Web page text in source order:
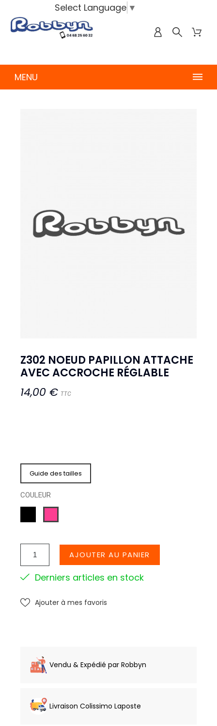
Select Language ▼
MENU
Z302 NOEUD PAPILLON ATTACHE
AVEC ACCROCHE RÉGLABLE
14,00 € TTC
Guide des tailles
COULEUR
AJOUTER AU PANIER
Derniers articles en stock
Ajouter à mes favoris
Vendu & Expédié par Robbyn
Livraison Colissimo Laposte